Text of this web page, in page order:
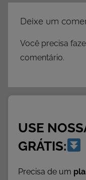
Deixe um
Você precisa
comentário.
USE
GRÁTIS:
Precisa de um